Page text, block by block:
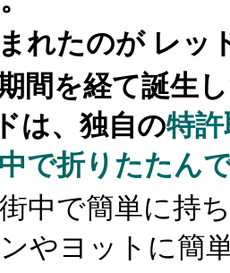
れたのが レッ
間を経て誕生
は、独自の特
で折りたたん
中で簡単に持
やヨットに簡